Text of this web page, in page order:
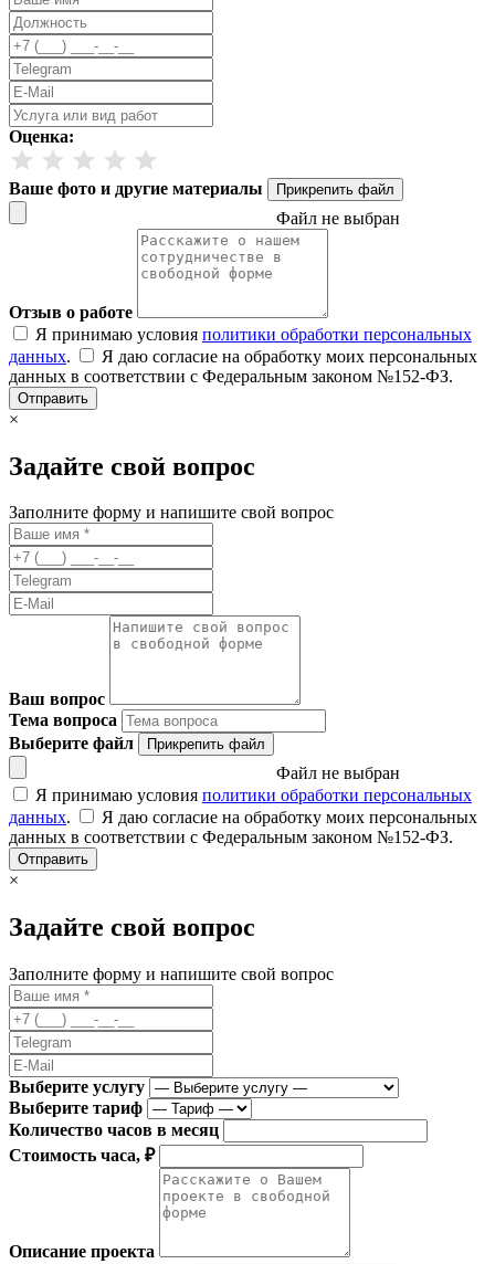
Оценка:
Ваше фото и другие материалы Прикрепить файл
Файл не выбран
Отзыв о работе
Я принимаю условия политики обработки персональных
данных.
Я даю согласие на обработку моих персональных
данных в соответствии с Федеральным законом №152-ФЗ.
Отправить
×
Задайте свой вопрос
Заполните форму и напишите свой вопрос
Ваш вопрос
Тема вопроса
Выберите файл
Прикрепить файл
Файл не выбран
Я принимаю условия политики обработки персональных
данных.
Я даю согласие на обработку моих персональных
данных в соответствии с Федеральным законом №152-ФЗ.
Отправить
×
Задайте свой вопрос
Заполните форму и напишите свой вопрос
Выберите услугу
Выберите тариф
Количество часов в месяц
Стоимость часа, ₽
Описание проекта